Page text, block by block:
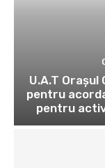
U.A.T Orașul
pentru
pentru